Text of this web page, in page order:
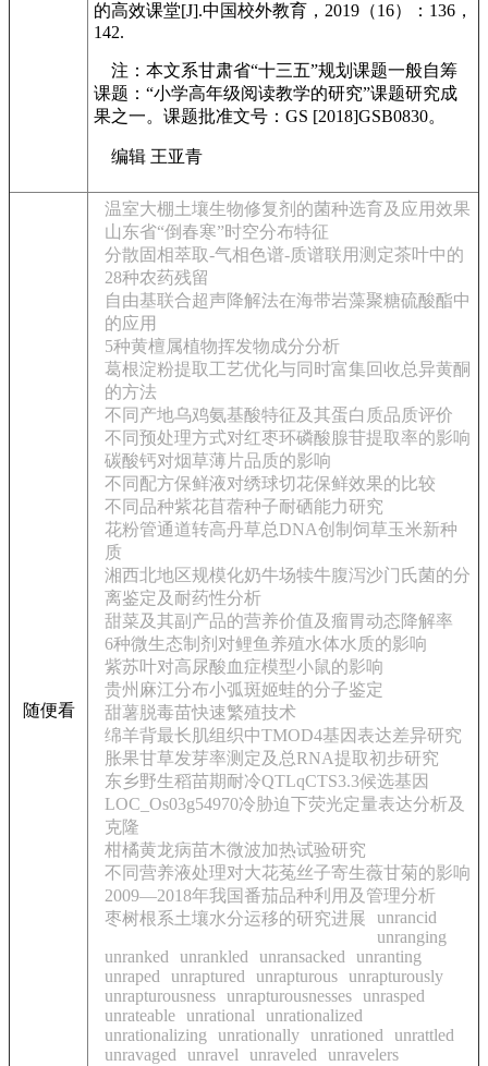
的高效课堂[J].中国校外教育，2019（16）：136，
142.
注：本文系甘肃省“十三五”规划课题一般自筹
课题：“小学高年级阅读教学的研究”课题研究成
果之一。课题批准文号：GS [2018]GSB0830。
编辑 王亚青
随便看
温室大棚土壤生物修复剂的菌种选育及应用效果
山东省“倒春寒”时空分布特征
分散固相萃取-气相色谱-质谱联用测定茶叶中的
28种农药残留
自由基联合超声降解法在海带岩藻聚糖硫酸酯中
的应用
5种黄檀属植物挥发物成分分析
葛根淀粉提取工艺优化与同时富集回收总异黄酮
的方法
不同产地乌鸡氨基酸特征及其蛋白质品质评价
不同预处理方式对红枣环磷酸腺苷提取率的影响
碳酸钙对烟草薄片品质的影响
不同配方保鲜液对绣球切花保鲜效果的比较
不同品种紫花苜蓿种子耐硒能力研究
花粉管通道转高丹草总DNA创制饲草玉米新种
质
湘西北地区规模化奶牛场犊牛腹泻沙门氏菌的分
离鉴定及耐药性分析
甜菜及其副产品的营养价值及瘤胃动态降解率
6种微生态制剂对鲤鱼养殖水体水质的影响
紫苏叶对高尿酸血症模型小鼠的影响
贵州麻江分布小弧斑姬蛙的分子鉴定
甜薯脱毒苗快速繁殖技术
绵羊背最长肌组织中TMOD4基因表达差异研究
胀果甘草发芽率测定及总RNA提取初步研究
东乡野生稻苗期耐冷QTLqCTS3.3候选基因
LOC_Os03g54970冷胁迫下荧光定量表达分析及
克隆
柑橘黄龙病苗木微波加热试验研究
不同营养液处理对大花菟丝子寄生薇甘菊的影响
2009—2018年我国番茄品种利用及管理分析
枣树根系土壤水分运移的研究进展
unrancid
unranging
unranked
unrankled unransacked
unranting
unraped
unraptured unrapturous unrapturously
unrapturousness unrapturousnesses unrasped
unrateable unrational
unrationalized
unrationalizing
unrationally unrationed
unrattled
unravaged
unravel unraveled
unravelers